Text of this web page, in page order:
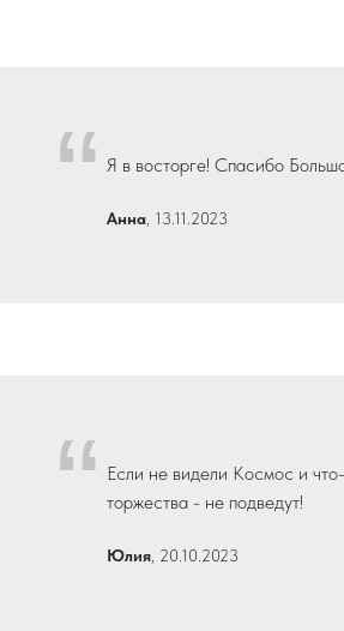
“ Я в восторге! Спасибо
Анна , 13.11.2023
“ Если не видели Космос и
торжества - не подведут!
Юлия , 20.10.2023